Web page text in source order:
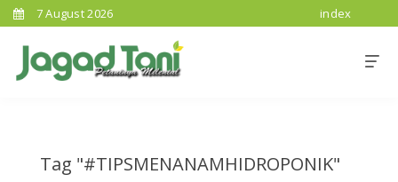
7 August 2026 index
Tag "#TIPSMENANAMHIDROPONIK"